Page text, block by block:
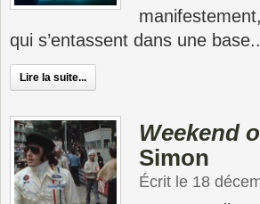
qui s’entassent dans une
Lire la suite...
Weekend
Simon
Écrit le 18